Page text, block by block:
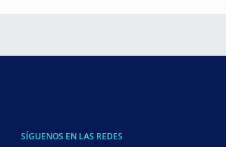
SÍGUENOS EN LAS REDES